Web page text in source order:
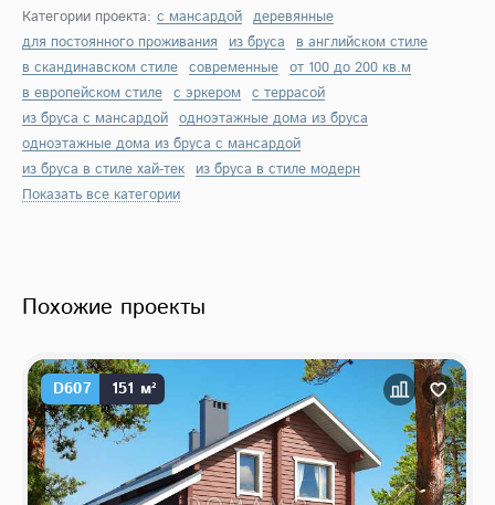
Категории проекта: с мансардой деревянные
для постоянного проживания
из бруса
в английском стиле
в скандинавском стиле современные от 100 до 200 кв.м
в европейском стиле с эркером с террасой
из бруса с мансардой одноэтажные дома из бруса
одноэтажные дома из бруса с мансардой
из бруса в стиле хай-тек из бруса в стиле модерн
Показать все категории
Похожие проекты
D607 151 м²